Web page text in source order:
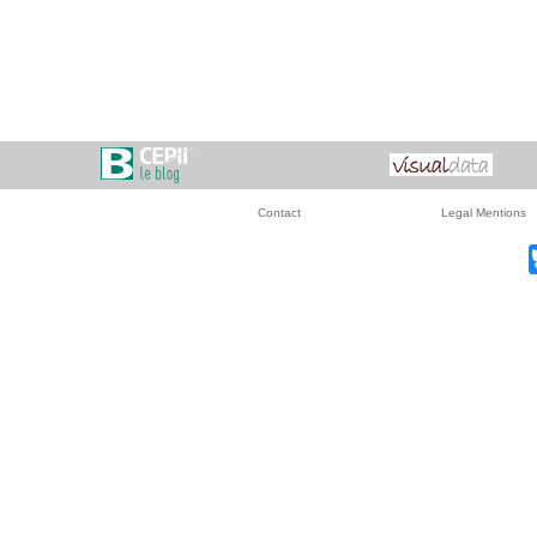
Contact Legal Mentions